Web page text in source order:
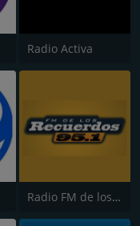
Radio Activa
Radio FM de los Recuerdos